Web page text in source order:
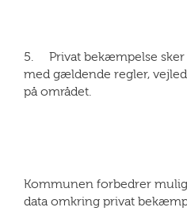
5. Privat bekæmpelse sker
med gældende regler,
på området.
Kommunen forbedrer
data omkring privat